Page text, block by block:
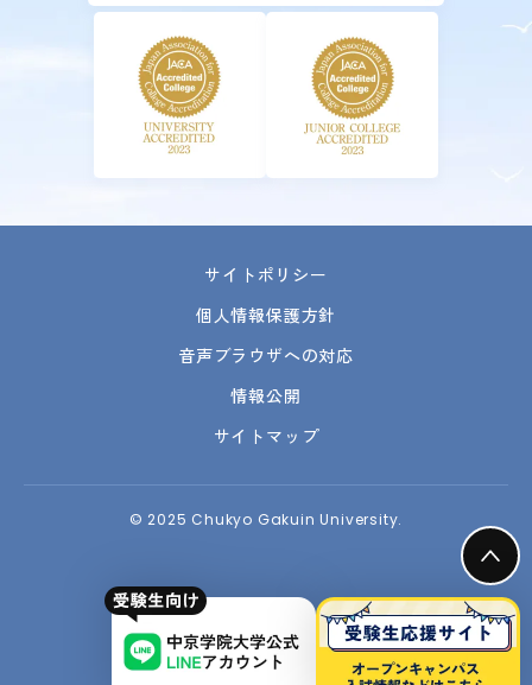
サイトポリシー
個人情報保護方針
音声ブラウザへの対応
情報公開
サイトマップ
© 2025 Chukyo Gakuin University.